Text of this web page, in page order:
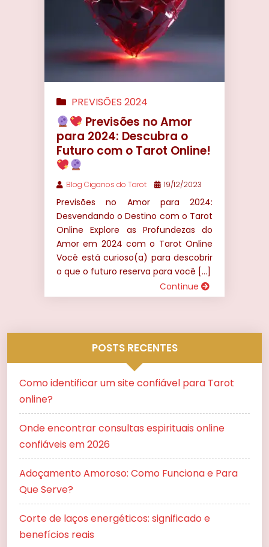
PREVISÕES 2024
Previsões no Amor
para 2024: Descubra o
Futuro com o Tarot Online!
Blog Ciganos do Tarot 19/12/2023
Previsões no Amor para 2024:
Desvendando o Destino com o Tarot
Online Explore as Profundezas do
Amor em 2024 com o Tarot Online
Você está curioso(a) para descobrir
o que o futuro reserva para você […]
Continue
POSTS RECENTES
Como identificar um site confiável para Tarot
online?
Onde encontrar consultas espirituais online
confiáveis em 2026
Adoçamento Amoroso: Como Funciona e Para
Que Serve?
Corte de laços energéticos: significado e
benefícios reais